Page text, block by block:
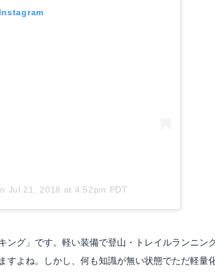
Jul 21, 2018 at 4:52pm PDT
グ」です。軽い装備で登山・トレイルランニン
よね。しかし、何も知識が無い状態でただ軽量